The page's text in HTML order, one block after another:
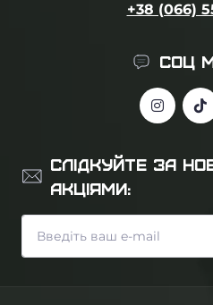
+38 (066)
СОЦ
СЛІДКУЙТЕ ЗА
АКЦІЯМИ: